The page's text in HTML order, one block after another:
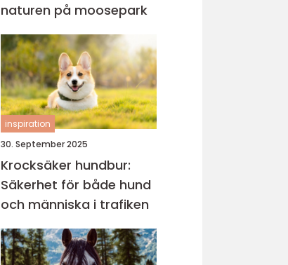
naturen på moosepark
inspiration
30. September 2025
Krocksäker hundbur:
Säkerhet för både hund
och människa i trafiken